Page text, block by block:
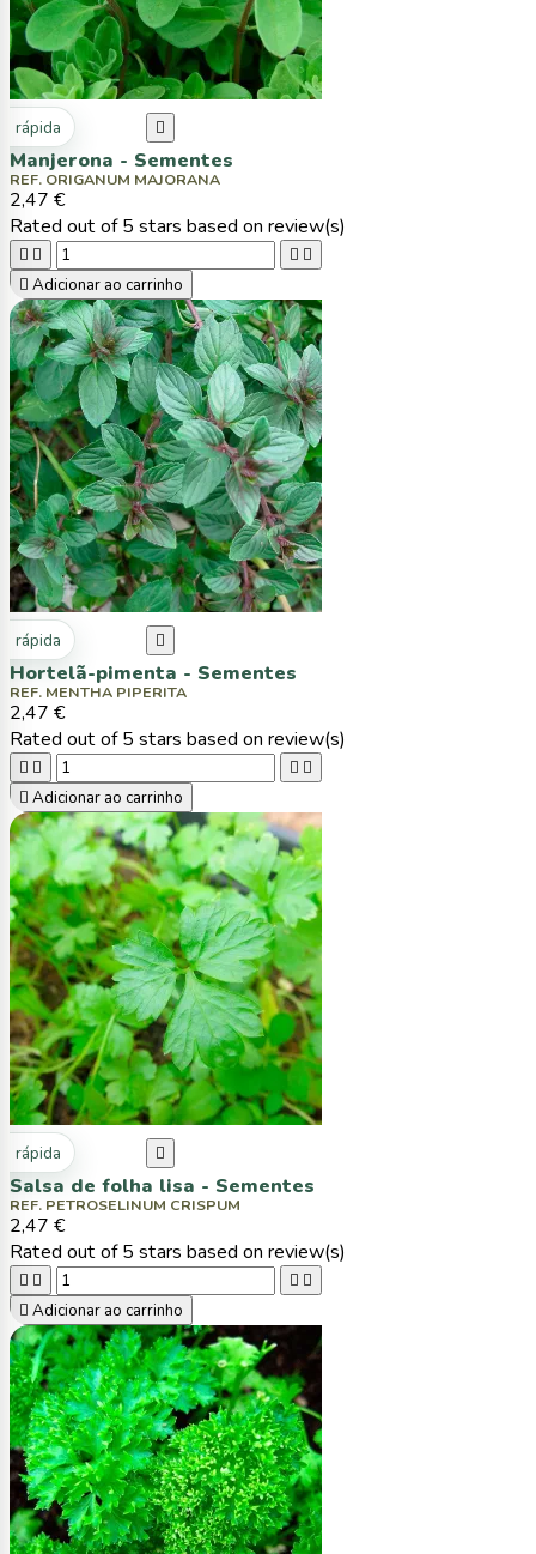
rápida 
Manjerona - Sementes
REF. ORIGANUM MAJORANA
2,47 €
Rated out of 5 stars based on review(s)
   
 Adicionar ao carrinho
rápida 
Hortelã-pimenta - Sementes
REF. MENTHA PIPERITA
2,47 €
Rated out of 5 stars based on review(s)
   
 Adicionar ao carrinho
rápida 
Salsa de folha lisa - Sementes
REF. PETROSELINUM CRISPUM
2,47 €
Rated out of 5 stars based on review(s)
   
 Adicionar ao carrinho